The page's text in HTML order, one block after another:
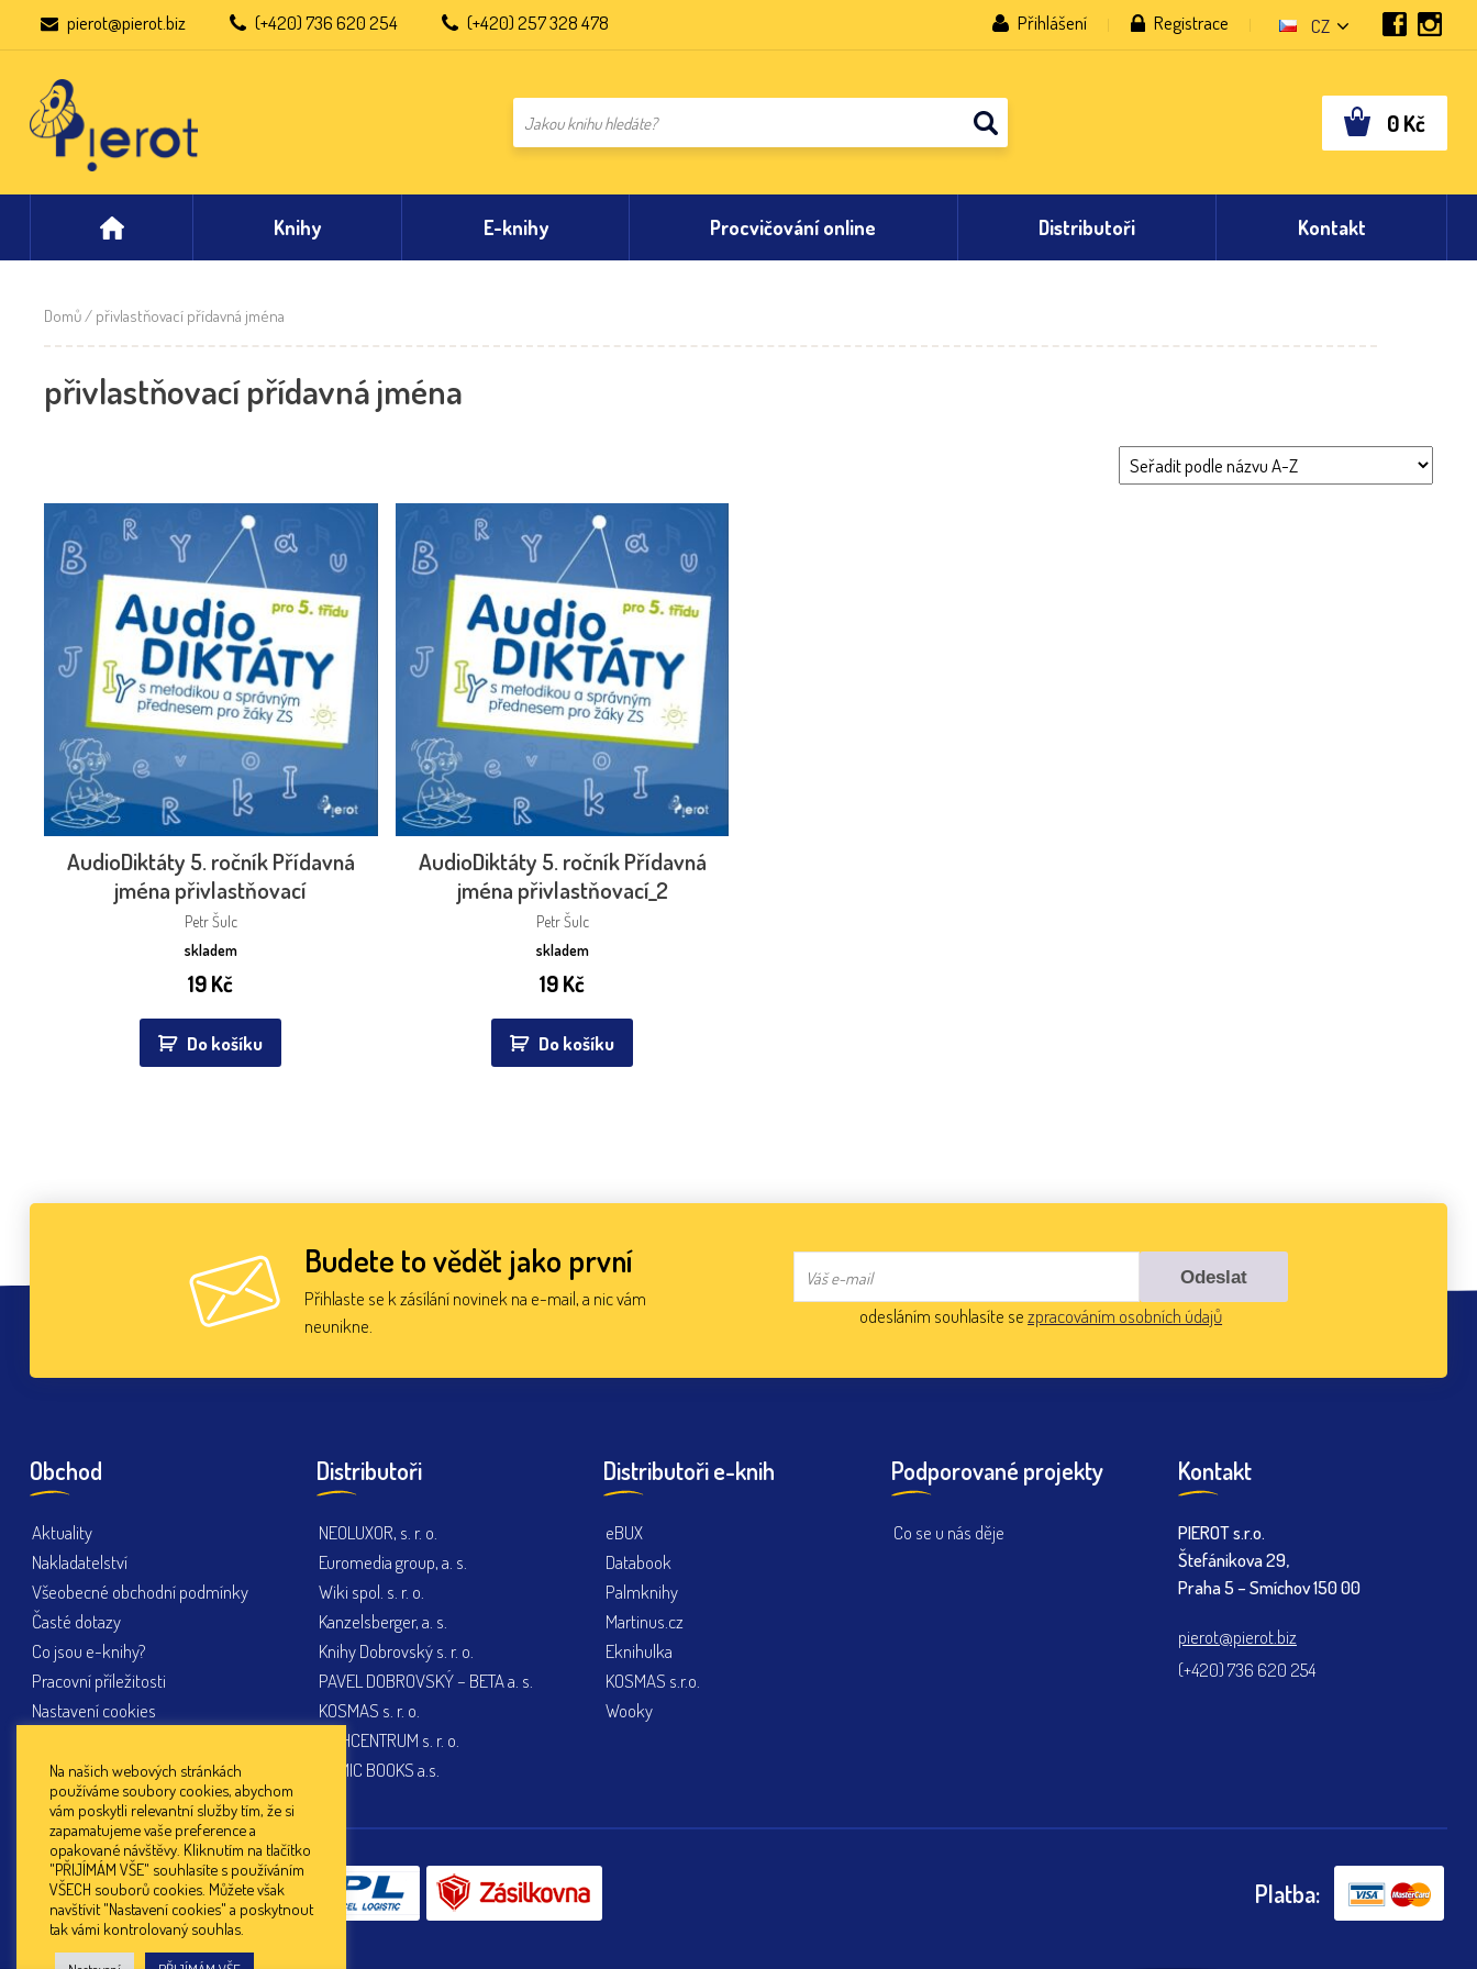
pierot@pierot.biz (+420) 736 620 254 (+420) 257 328 478 Přihlášení Registrace CZ
0Kč
Knihy E-knihy Procvičování online Distributoři Kontakt
Domů/ přivlastňovací přídavná jména
přivlastňovací přídavná jména
AudioDiktáty 5. ročník Přídavná
jména přivlastňovací
Petr Šulc
skladem
19Kč
Do košíku
AudioDiktáty 5. ročník Přídavná
jména přivlastňovací_2
Petr Šulc
skladem
19Kč
Do košíku
Budete to vědět jako první
Přihlaste se k zásílání novinek na e-mail, a nic vám
neunikne.
odesláním souhlasíte sezpracováním osobních údajů
Obchod
Aktuality
Nakladatelství
Všeobecné obchodní podmínky
Časté dotazy
Co jsou e-knihy?
Pracovní příležitosti
Nastavení cookies
Distributoři
NEOLUXOR, s. r. o.
Euromedia group, a. s.
Wiki spol. s. r. o.
Kanzelsberger, a. s.
Knihy Dobrovský s. r. o.
PAVEL DOBROVSKÝ – BETA a. s.
KOSMAS s. r. o.
KNIHCENTRUM s. r. o.
PEMIC BOOKS a.s.
Distributoři e-knih
eBUX
Databook
Palmknihy
Martinus.cz
Eknihulka
KOSMAS s.r.o.
Wooky
Podporované projekty
Co se u nás děje
Kontakt
PIEROT s.r.o.
Štefánikova 29,
Praha 5 – Smíchov 150 00
pierot@pierot.biz
(+420) 736 620 254
Doprava: Platba:
Na našich webových stránkách
používáme soubory cookies, abychom
vám poskytli relevantní služby tím, že si
zapamatujeme vaše preference a
opakované návštěvy. Kliknutím na tlačítko
"PŘIJÍMÁM VŠE" souhlasíte s používáním
VŠECH souborů cookies. Můžete však
navštívit "Nastavení cookies" a poskytnout
tak vámi kontrolovaný souhlas.